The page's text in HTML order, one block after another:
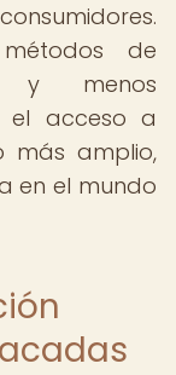
de
y menos
el acceso a
más amplio,
en el mundo